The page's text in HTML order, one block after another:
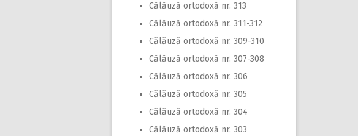
Călăuză ortodoxă nr. 313
Călăuză ortodoxă nr. 311-312
Călăuză ortodoxă nr. 309-310
Călăuză ortodoxă nr. 307-308
Călăuză ortodoxă nr. 306
Călăuză ortodoxă nr. 305
Călăuză ortodoxă nr. 304
Călăuză ortodoxă nr. 303